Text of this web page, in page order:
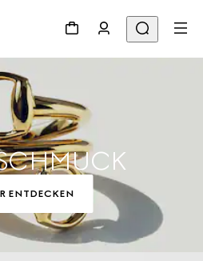
ENTDECKEN